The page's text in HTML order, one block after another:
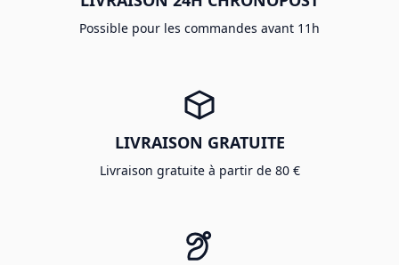
Possible pour les commandes avant 11h
LIVRAISON GRATUITE
Livraison gratuite à partir de 80 €